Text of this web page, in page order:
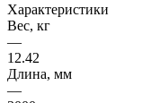
Характеристики
Вес, кг
—
12.42
Длина, мм
—